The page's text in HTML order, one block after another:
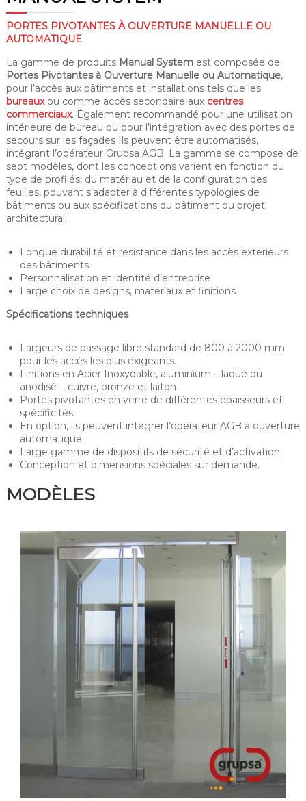
PORTES PIVOTANTES À OUVERTURE MANUELLE OU
AUTOMATIQUE
La gamme de produits Manual Systemest composée de
Portes Pivotantes à Ouverture Manuelle ou Automatique,
pour l’accès aux bâtiments et installations tels que les
bureauxou comme accès secondaire aux centres
commerciaux. Également recommandé pour une utilisation
intérieure de bureau ou pour l’intégration avec des portes de
secours sur les façades Ils peuvent être automatisés,
intégrant l’opérateur Grupsa AGB. La gamme se compose de
sept modèles, dont les conceptions varient en fonction du
type de profilés, du matériau et de la configuration des
feuilles, pouvant s’adapter à différentes typologies de
bâtiments ou aux spécifications du bâtiment ou projet
architectural.
Longue durabilité et résistance dans les accès extérieurs
des bâtiments
Personnalisation et identité d’entreprise
Large choix de designs, matériaux et finitions
Spécifications techniques
Largeurs de passage libre standard de 800 à 2000 mm
pour les accès les plus exigeants.
Finitions en Acier Inoxydable, aluminium – laqué ou
anodisé -, cuivre, bronze et laiton
Portes pivotantes en verre de différentes épaisseurs et
spécificités.
En option, ils peuvent intégrer l’opérateur AGB à ouverture
automatique.
Large gamme de dispositifs de sécurité et d’activation.
Conception et dimensions spéciales sur demande.
MODÈLES